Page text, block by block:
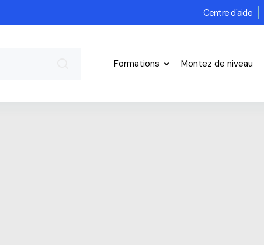
Centre d'aide
Formations Montez de niveau